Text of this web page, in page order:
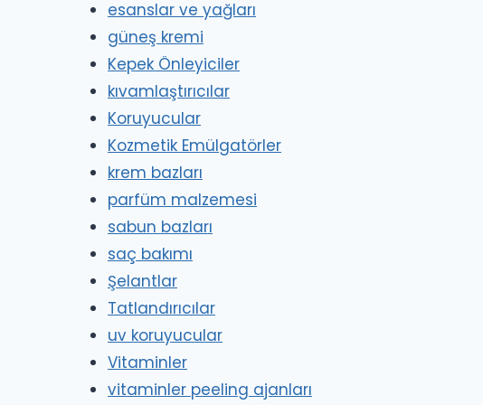
esanslar ve yağları
güneş kremi
Kepek Önleyiciler
kıvamlaştırıcılar
Koruyucular
Kozmetik Emülgatörler
krem bazları
parfüm malzemesi
sabun bazları
saç bakımı
Şelantlar
Tatlandırıcılar
uv koruyucular
Vitaminler
vitaminler peeling ajanları